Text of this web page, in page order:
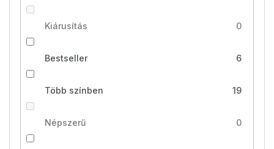
Kiárusítás 0
Bestseller 6
Több színben 19
Népszerű 0